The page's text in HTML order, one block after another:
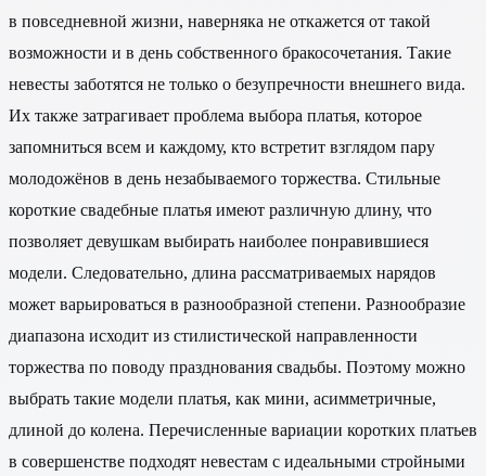
в повседневной жизни, наверняка не откажется от такой
возможности и в день собственного бракосочетания. Такие
невесты заботятся не только о безупречности внешнего вида.
Их также затрагивает проблема выбора платья, которое
запомниться всем и каждому, кто встретит взглядом пару
молодожёнов в день незабываемого торжества. Стильные
короткие свадебные платья имеют различную длину, что
позволяет девушкам выбирать наиболее понравившиеся
модели. Следовательно, длина рассматриваемых нарядов
может варьироваться в разнообразной степени. Разнообразие
диапазона исходит из стилистической направленности
торжества по поводу празднования свадьбы. Поэтому можно
выбрать такие модели платья, как мини, асимметричные,
длиной до колена. Перечисленные вариации коротких платьев
в совершенстве подходят невестам с идеальными стройными